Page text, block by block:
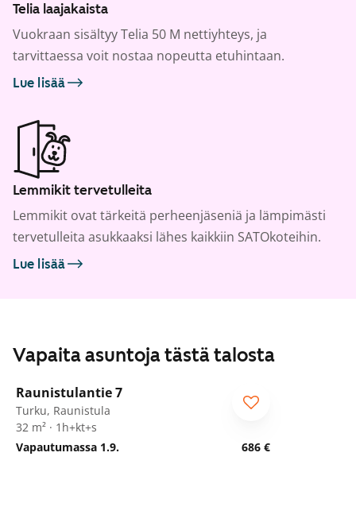
Telia laajakaista
Vuokraan sisältyy Telia 50 M nettiyhteys, ja
tarvittaessa voit nostaa nopeutta etuhintaan.
Lue lisää
Lemmikit tervetulleita
Lemmikit ovat tärkeitä perheenjäseniä ja lämpimästi
tervetulleita asukkaaksi lähes kaikkiin SATOkoteihin.
Lue lisää
Vapaita asuntoja tästä talosta
/8
Raunistulantie 7
Turku, Raunistula
32 m² · 1h+kt+s
Vapautumassa 1.9.
686 €